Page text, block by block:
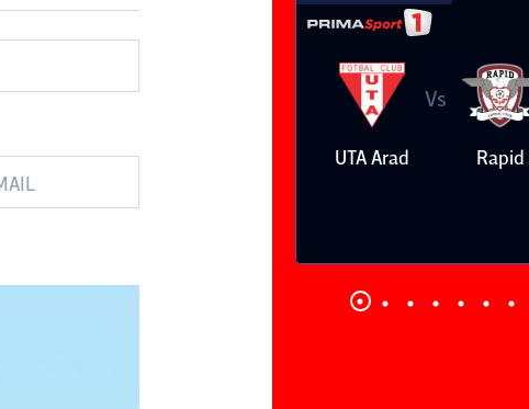
UTA Arad
Vs
Farul
Vs